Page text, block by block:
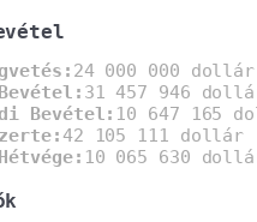
24 000 000 dollár
31 457 946
Bevétel: 10 647 165
42 105 111 dollár
10 065 630